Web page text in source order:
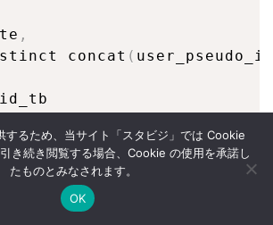
,
concat ( user_pseudo_id
するため、当サイト「スタビジ」では Cookie
き続き閲覧する場合、Cookie の使用を承諾し
たものとみなされます。
OK